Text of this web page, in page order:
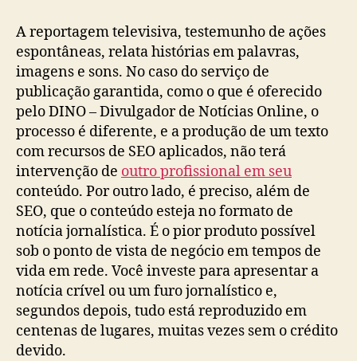
A reportagem televisiva, testemunho de ações
espontâneas, relata histórias em palavras,
imagens e sons. No caso do serviço de
publicação garantida, como o que é oferecido
pelo DINO – Divulgador de Notícias Online, o
processo é diferente, e a produção de um texto
com recursos de SEO aplicados, não terá
intervenção de outro profissional em seu
conteúdo. Por outro lado, é preciso, além de
SEO, que o conteúdo esteja no formato de
notícia jornalística. É o pior produto possível
sob o ponto de vista de negócio em tempos de
vida em rede. Você investe para apresentar a
notícia crível ou um furo jornalístico e,
segundos depois, tudo está reproduzido em
centenas de lugares, muitas vezes sem o crédito
devido.